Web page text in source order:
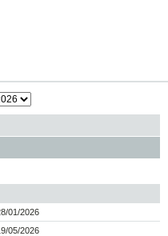
01/2026
05/2026